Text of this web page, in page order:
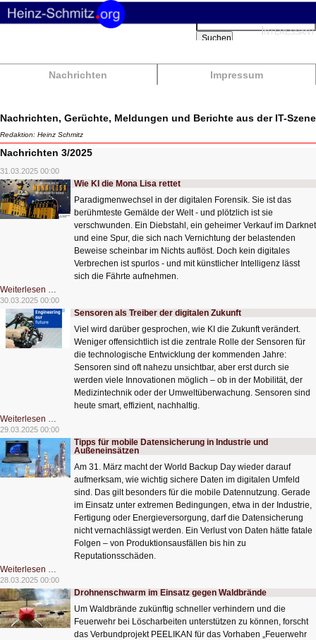
Nachrichten Impressum
Suchbegriffe
Suchen
Nachrichten, Gerüchte, Meldungen und Berichte aus der IT-Szene
Redaktion: Heinz Schmitz
Nachrichten 3/2025
31.03.2025 00:00
Wie KI die Mona Lisa rettet
Paradigmenwechsel in der digitalen Forensik. Sie ist das
berühmteste Gemälde der Welt - und plötzlich ist sie
verschwunden. Ein Diebstahl, ein geheimer Verkauf im Darknet
und eine Spur, die sich nach Vernichtung der belastenden
Beweise scheinbar im Nichts auflöst. Doch kein digitales
Verbrechen ist spurlos - und mit künstlicher Intelligenz lässt
sich die Fährte aufnehmen.
Weiterlesen …
KI
die
Mona
rettet
30.03.2025 00:00
Sensoren als Treiber der digitalen Zukunft
Viel wird darüber gesprochen, wie KI die Zukunft verändert.
Weniger offensichtlich ist die zentrale Rolle der Sensoren für
die technologische Entwicklung der kommenden Jahre:
Sensoren sind oft nahezu unsichtbar, aber erst durch sie
werden viele Innovationen möglich – ob in der Mobilität, der
Medizintechnik oder der Umweltüberwachung. Sensoren sind
heute smart, effizient, nachhaltig.
Weiterlesen …
als
Treiber
der
digitalen
Zukunft
29.03.2025 00:00
Tipps für mobile Datensicherung in Industrie und
Außeneinsätzen
Am 31. März macht der World Backup Day wieder darauf
aufmerksam, wie wichtig sichere Daten im digitalen Umfeld
sind. Das gilt besonders für die mobile Datennutzung. Gerade
im Einsatz unter extremen Bedingungen, etwa in der Industrie,
Fertigung oder Energieversorgung, darf die Datensicherung
nicht vernachlässigt werden. Ein Verlust von Daten hätte fatale
Folgen – von Produktionsausfällen bis hin zu
Reputationsschäden.
Weiterlesen …
für
mobile
Datensicherung
in
Industrie
und
Außeneinsätzen
28.03.2025 00:00
Drohnenschwarm im Einsatz gegen Waldbrände
Um Waldbrände zukünftig schneller verhindern und die
Feuerwehr bei Löscharbeiten unterstützen zu können, forscht
das Verbundprojekt PEELIKAN für das Vorhaben „Feuerwehr